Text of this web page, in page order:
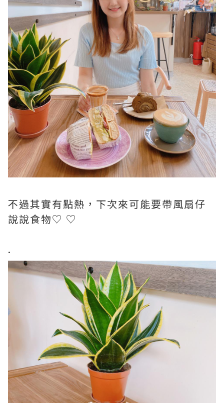
不過其實有點熱，下次來可能要帶風扇仔
說說食物♡ ♡
.